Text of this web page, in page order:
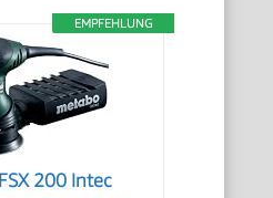
EMPFEHLUNG
200 Intec